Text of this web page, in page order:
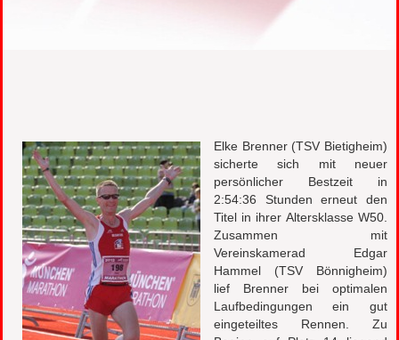
Elke Brenner (TSV Bietigheim)
sicherte sich mit neuer
persönlicher Bestzeit in
2:54:36 Stunden erneut den
Titel in ihrer Altersklasse W50.
Zusammen mit
Vereinskamerad Edgar
Hammel (TSV Bönnigheim)
lief Brenner bei optimalen
Laufbedingungen ein gut
eingeteiltes Rennen. Zu